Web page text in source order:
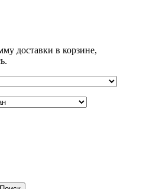
доставки в корзине,